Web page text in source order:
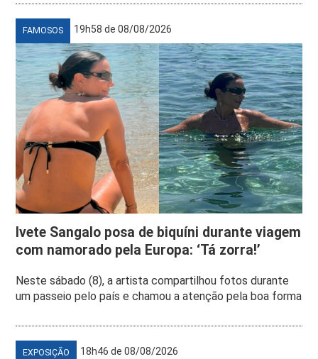
FAMOSOS 19h58 de 08/08/2026
Ivete Sangalo posa de biquíni durante viagem
com namorado pela Europa: ‘Tá zorra!’
Neste sábado (8), a artista compartilhou fotos durante
um passeio pelo país e chamou a atenção pela boa forma
EXPOSIÇÃO 18h46 de 08/08/2026